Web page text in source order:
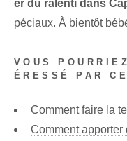
er du ralenti dans
péciaux. À bientôt
VOUS
ÉRESSÉ PAR
Comment faire la
Comment